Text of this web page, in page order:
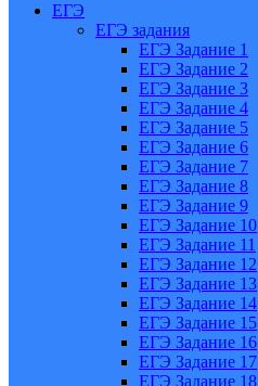
ЕГЭ
ЕГЭ задания
ЕГЭ Задание 1
ЕГЭ Задание 2
ЕГЭ Задание 3
ЕГЭ Задание 4
ЕГЭ Задание 5
ЕГЭ Задание 6
ЕГЭ Задание 7
ЕГЭ Задание 8
ЕГЭ Задание 9
ЕГЭ Задание 10
ЕГЭ Задание 11
ЕГЭ Задание 12
ЕГЭ Задание 13
ЕГЭ Задание 14
ЕГЭ Задание 15
ЕГЭ Задание 16
ЕГЭ Задание 17
ЕГЭ Задание 18